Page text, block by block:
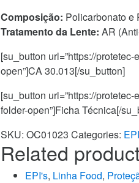
Composição: Policarbonato e
Tratamento da Lente: AR
[su_button url=”https://
open”]CA 30.013[/su_button]
[su_button url=”https://
folder-open”]Ficha Técnica[/
SKU: OC01023 Categories:
Related
EPI's, Linha Food,